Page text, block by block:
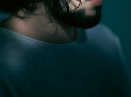
AUS
JEDERMANN
GESÄNGE